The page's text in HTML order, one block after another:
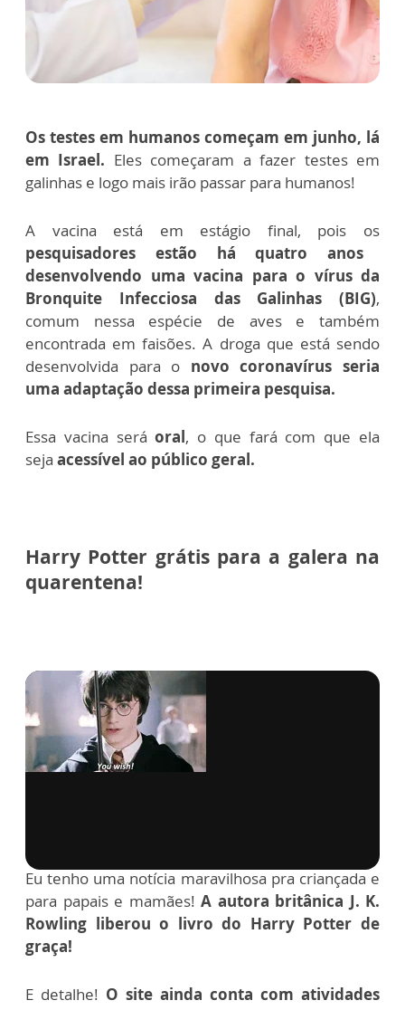
Os testes em humanos começam em junho, lá
em Israel. Eles começaram a fazer testes em
galinhas e logo mais irão passar para humanos!
A vacina está em estágio final, pois os
pesquisadores estão há quatro anos
desenvolvendo uma vacina para o vírus da
Bronquite Infecciosa das Galinhas (BIG),
comum nessa espécie de aves e também
encontrada em faisões. A droga que está sendo
desenvolvida para o novo coronavírus seria
uma adaptação dessa primeira pesquisa.
Essa vacina seráoral, o que fará com que ela
seja acessível ao público geral.
Harry Potter grátis para a galera na
quarentena!
Eu tenho uma notícia maravilhosa pra criançada e
para papais e mamães! A autora britânica J. K.
Rowling liberou o livro do Harry Potter de
graça!
E detalhe! O site ainda conta com atividades